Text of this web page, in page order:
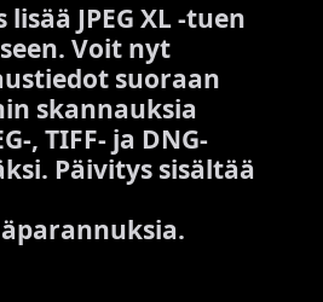
JPEG XL -tuen
Voit nyt
suoraan
skannauksia
, TIFF- ja DNG-
Päivitys sisältää